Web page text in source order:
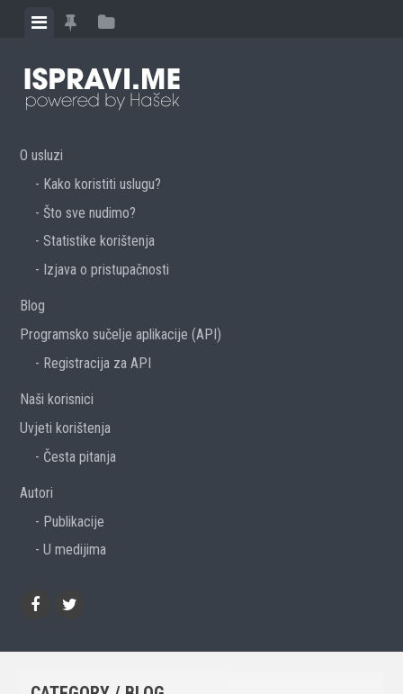
Skip to content
View menu
View featured posts
View sidebar
O usluzi
Kako koristiti uslugu?
Što sve nudimo?
Statistike korištenja
Izjava o pristupačnosti
Blog
Programsko sučelje aplikacije (API)
Registracija za API
Naši korisnici
Uvjeti korištenja
Česta pitanja
Autori
Publikacije
U medijima